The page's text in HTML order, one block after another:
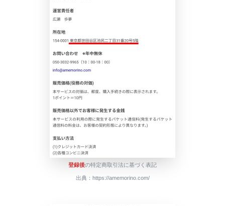
登録後の特定商取引法に基づく表記
出典：https://amemorino.com/